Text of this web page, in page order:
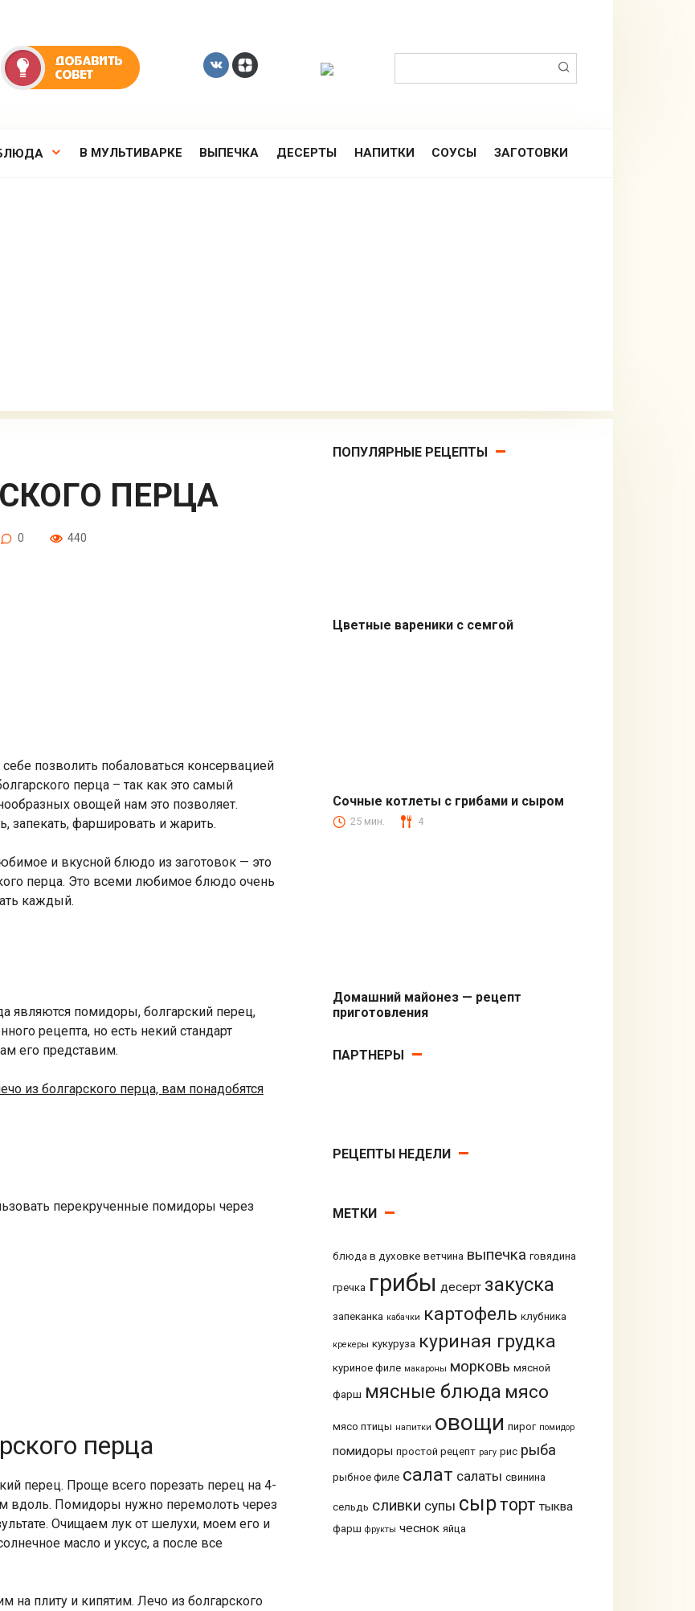
В МУЛЬТИВАРКЕ ВЫПЕЧКА ДЕСЕРТЫ НАПИТКИ СОУСЫ ЗАГОТОВКИ
ПЕРЦА
0 440
позволить побаловаться консервацией
перца – так как это самый
овощей нам это позволяет.
запекать, фаршировать и жарить.
и вкусной блюдо из заготовок — это
перца. Это всеми любимое блюдо очень
каждый.
являются помидоры, болгарский перец,
рецепта, но есть некий стандарт
его представим.
из болгарского перца, вам понадобятся
перекрученные помидоры через
перца
перец. Проще всего порезать перец на 4-
вдоль. Помидоры нужно перемолоть через
Очищаем лук от шелухи, моем его и
масло и уксус, а после все
плиту и кипятим. Лечо из болгарского
ПОПУЛЯРНЫЕ РЕЦЕПТЫ
Цветные вареники с семгой
Вторые блюда
Сочные котлеты с грибами и сыром
25 мин. 4
Кулинарные советы
Домашний майонез — рецепт
приготовления
ПАРТНЕРЫ
РЕЦЕПТЫ НЕДЕЛИ
МЕТКИ
блюда в духовке ветчина выпечка говядина
гречка грибы десерт закуска
запеканка кабачки картофель клубника
крекеры кукуруза куриная грудка
куриное филе макароны морковь мясной
фарш мясные блюда мясо
мясо птицы напитки овощи пирог помидор
помидоры простой рецепт рагу рис рыба
рыбное филе салат салаты свинина
сельдь сливки супы сырторт тыква
фарш фрукты чеснок яйца